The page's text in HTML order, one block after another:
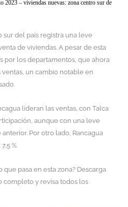
2023 – viviendas nuevas: zona centro sur de
sur del país registra una leve
de viviendas. A pesar de esta
por los departamentos, que ahora
ventas, un cambio notable en
lideran las ventas, con Talca
aunque con una leve
Por otro lado, Rancagua
%.
que pasa en esta zona? Descarga
y revisa todos los